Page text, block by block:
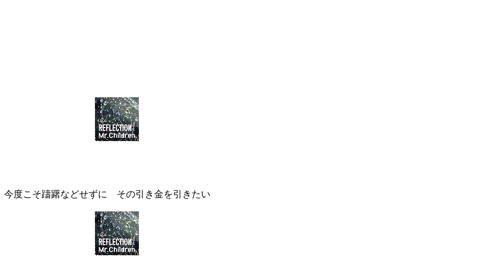
度こそ躊躇などせずに その引き金を引きたい